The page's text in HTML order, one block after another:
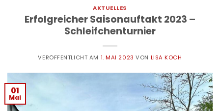
AKTUELLES
Erfolgreicher Saisonauftakt 2023 –
Schleifchenturnier
VERÖFFENTLICHT AM 1. MAI 2023 VON LISA KOCH
01
Mai